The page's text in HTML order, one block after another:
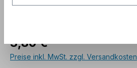
3,80 €*
Preise inkl. MwSt. zzgl. Versandkosten